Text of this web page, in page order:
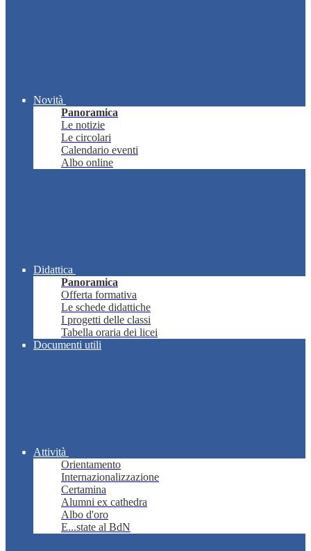
Novità
Panoramica
Le notizie
Le circolari
Calendario eventi
Albo online
Didattica
Panoramica
Offerta formativa
Le schede didattiche
I progetti delle classi
Tabella oraria dei licei
Documenti utili
Attività
Orientamento
Internazionalizzazione
Certamina
Alumni ex cathedra
Albo d'oro
E...state al BdN